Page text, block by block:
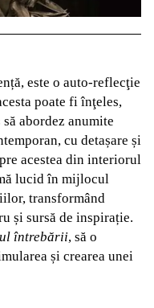
este o auto-reflecţie
poate fi înţeles,
abordez anumite
cu detașare și
acestea din interiorul
lucid în mijlocul
transformând
și sursă de inspirație.
întrebării, să o
și crearea unei